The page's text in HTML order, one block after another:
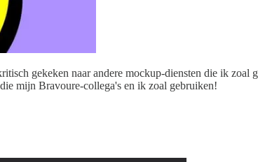
gekeken naar andere mockup-diensten die ik
mijn Bravoure-collega's en ik zoal gebruiken!